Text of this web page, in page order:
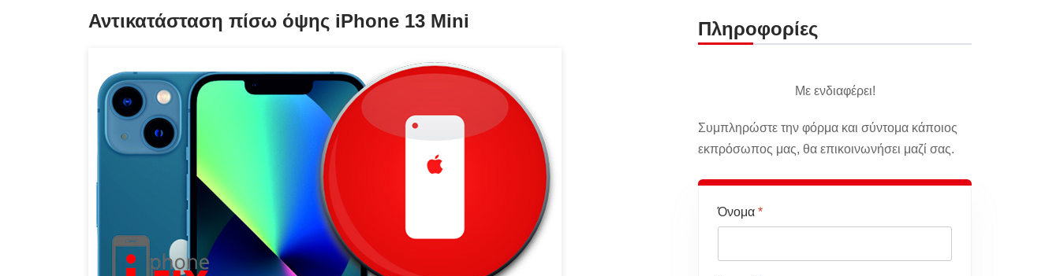
Αντικατάσταση πίσω όψης iPhone 13 Mini Πληροφορίες
Με ενδιαφέρει!
Συμπληρώστε την φόρμα και σύντομα κάποιος
εκπρόσωπος μας, θα επικοινωνήσει μαζί σας.
Όνομα*